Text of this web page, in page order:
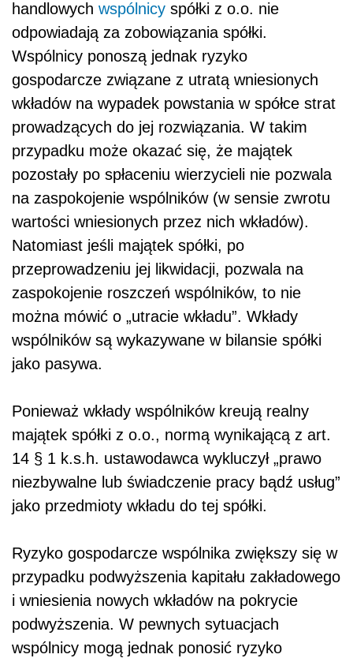
handlowych wspólnicy spółki z o.o. nie
odpowiadają za zobowiązania spółki.
Wspólnicy ponoszą jednak ryzyko
gospodarcze związane z utratą wniesionych
wkładów na wypadek powstania w spółce strat
prowadzących do jej rozwiązania. W takim
przypadku może okazać się, że majątek
pozostały po spłaceniu wierzycieli nie pozwala
na zaspokojenie wspólników (w sensie zwrotu
wartości wniesionych przez nich wkładów).
Natomiast jeśli majątek spółki, po
przeprowadzeniu jej likwidacji, pozwala na
zaspokojenie roszczeń wspólników, to nie
można mówić o „utracie wkładu”. Wkłady
wspólników są wykazywane w bilansie spółki
jako pasywa.
Ponieważ wkłady wspólników kreują realny
majątek spółki z o.o., normą wynikającą z art.
14 § 1 k.s.h. ustawodawca wykluczył „prawo
niezbywalne lub świadczenie pracy bądź usług”
jako przedmioty wkładu do tej spółki.
Ryzyko gospodarcze wspólnika zwiększy się w
przypadku podwyższenia kapitału zakładowego
i wniesienia nowych wkładów na pokrycie
podwyższenia. W pewnych sytuacjach
wspólnicy mogą jednak ponosić ryzyko